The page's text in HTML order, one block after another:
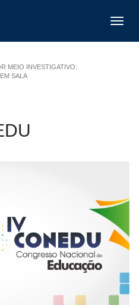
MEIO INVESTIGATIVO:
SALA